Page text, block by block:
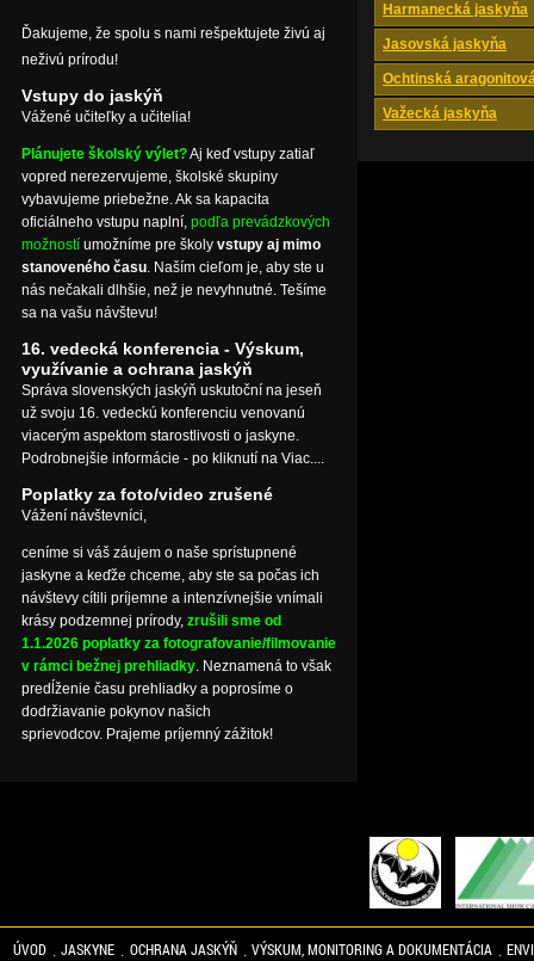
Harmanecká jaskyňa
Jasovská jaskyňa
Ochtinská
Važecká jaskyňa
Ďakujeme, že spolu s nami rešpektujete živú aj
neživú prírodu!
Vstupy do jaskýň
Vážené učiteľky a učitelia!
Plánujete školský výlet?Aj keď vstupy zatiaľ
vopred nerezervujeme, školské skupiny
vybavujeme priebežne. Ak sa kapacita
oficiálneho vstupu naplní, podľa prevádzkových
možností umožníme pre školy vstupy aj mimo
stanoveného času. Naším cieľom je, aby ste u
nás nečakali dlhšie, než je nevyhnutné. Tešíme
sa na vašu návštevu!
16. vedecká konferencia - Výskum,
využívanie a ochrana jaskýň
Správa slovenských jaskýň uskutoční na jeseň
už svoju 16. vedeckú konferenciu venovanú
viacerým aspektom starostlivosti o jaskyne.
Podrobnejšie informácie - po kliknutí na Viac....
Poplatky za foto/video zrušené
Vážení návštevníci,
ceníme si váš záujem o naše sprístupnené
jaskyne a keďže chceme, aby ste sa počas ich
návštevy cítili príjemne a intenzívnejšie vnímali
krásy podzemnej prírody, zrušili sme od
1.1.2026 poplatky za fotografovanie/filmovanie
v rámci bežnej prehliadky. Neznamená to však
predĺženie času prehliadky a poprosíme o
dodržiavanie pokynov našich
sprievodcov. Prajeme príjemný zážitok!
ÚVOD JASKYNE OCHRANA JASKÝŇ VÝSKUM, MONITORING A DOKUMENTÁCIA